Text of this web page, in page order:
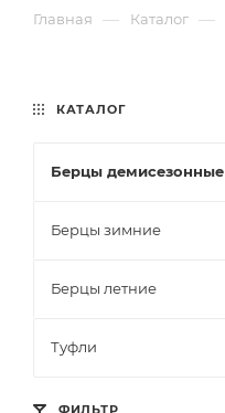
Главная — Каталог —
КАТАЛОГ
Берцы демисезонные
Берцы зимние
Берцы летние
Туфли
ФИЛЬТР